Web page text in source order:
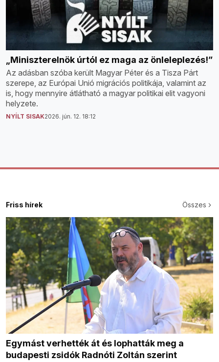
„Miniszterelnök úrtól ez maga az önleleplezés!”
Az adásban szóba került Magyar Péter és a Tisza Párt
szerepe, az Európai Unió migrációs politikája, valamint az
is, hogy mennyire átlátható a magyar politikai elit vagyoni
helyzete.
NYÍLT SISAK2026. jún. 12. 18:12
Friss hírek Összes
Egymást verhették át és lophatták meg a
budapesti zsidók Radnóti Zoltán szerint